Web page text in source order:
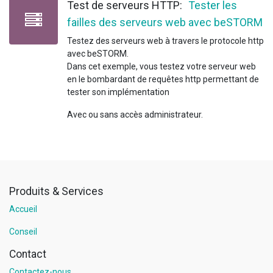
Test de serveurs HTTP: Tester les
failles des serveurs web avec beSTORM
Testez des serveurs web à travers le protocole http
avec beSTORM.
Dans cet exemple, vous testez votre serveur web
en le bombardant de requêtes http permettant de
tester son implémentation
Avec ou sans accès administrateur.
Produits & Services
Accueil
Conseil
Contact